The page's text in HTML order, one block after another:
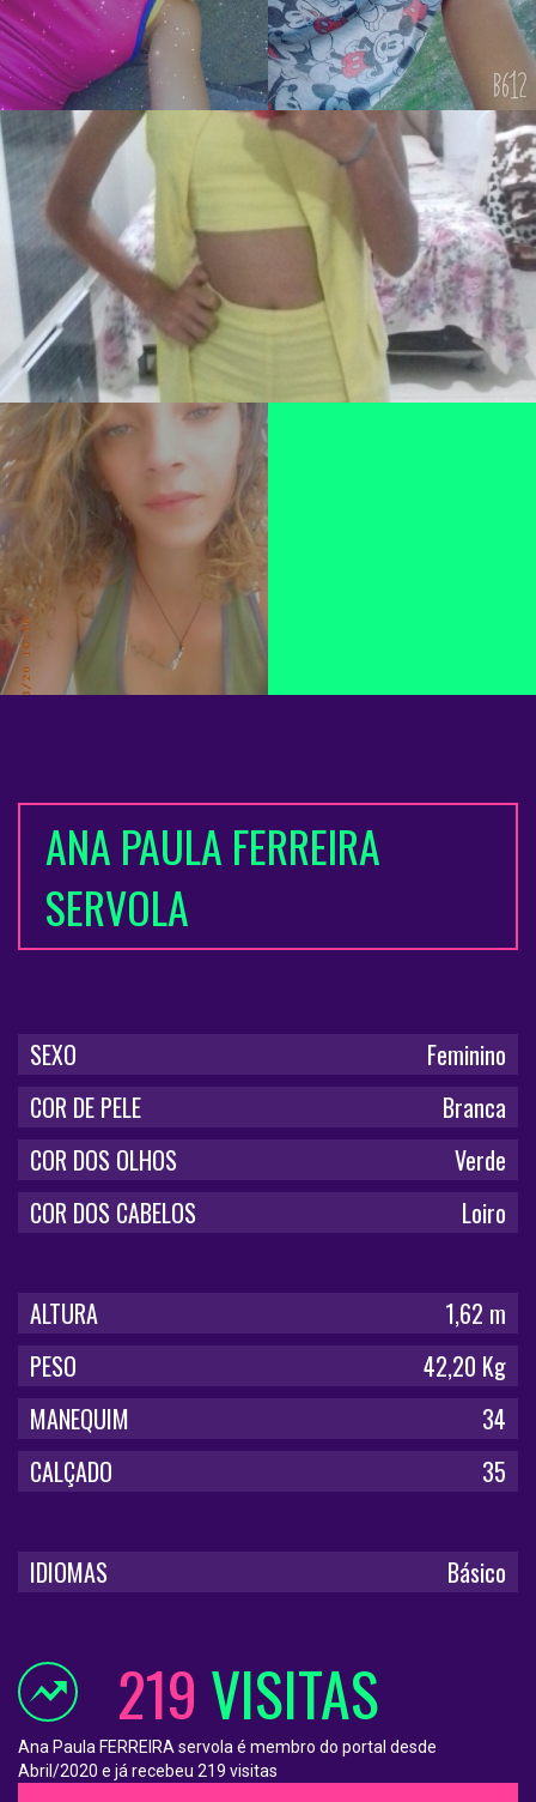
ANA PAULA FERREIRA
SERVOLA
SEXO
Feminino
COR DE PELE
Branca
COR DOS OLHOS
Verde
COR DOS CABELOS
Loiro
ALTURA
1,62 m
PESO
42,20 Kg
MANEQUIM
34
CALÇADO
35
IDIOMAS Básico
219 VISITAS
Ana Paula FERREIRA servola é membro do portal desde
Abril/2020 e já recebeu 219 visitas